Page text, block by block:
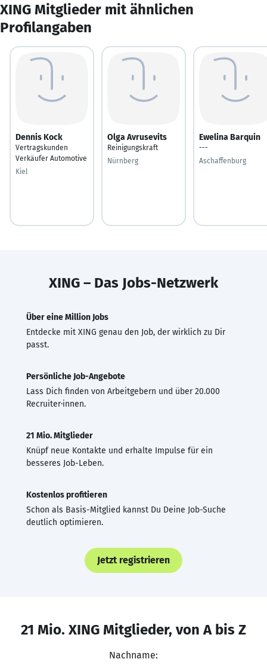
XING Mitglieder mit ähnlichen
Profilangaben
Dennis Kock
Vertragskunden
Verkäufer Automotive
Kiel
Olga Avrusevits
Reinigungskraft
Nürnberg
Ewelina Barquin
---
Aschaffenburg
XING – Das Jobs-Netzwerk
Über eine Million Jobs
Entdecke mit XING genau den Job, der wirklich zu Dir
passt.
Persönliche Job-Angebote
Lass Dich finden von Arbeitgebern und über 20.000
Recruiter·innen.
21 Mio. Mitglieder
Knüpf neue Kontakte und erhalte Impulse für ein
besseres Job-Leben.
Kostenlos profitieren
Schon als Basis-Mitglied kannst Du Deine Job-Suche
deutlich optimieren.
Jetzt registrieren
21 Mio. XING Mitglieder, von A bis Z
Nachname: